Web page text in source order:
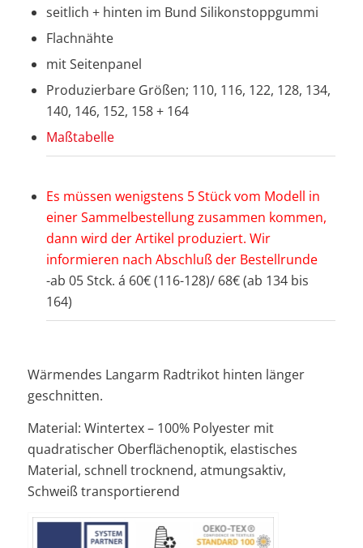
seitlich + hinten im Bund Silikonstoppgummi
Flachnähte
mit Seitenpanel
Produzierbare Größen; 110, 116, 122, 128, 134,
140, 146, 152, 158 + 164
Maßtabelle
Es müssen wenigstens 5 Stück vom Modell in
einer Sammelbestellung zusammen kommen,
dann wird der Artikel produziert. Wir
informieren nach Abschluß der Bestellrunde
-ab 05 Stck. á 60€ (116-128)/ 68€ (ab 134 bis
164)
Wärmendes Langarm Radtrikot hinten länger
geschnitten.
Material: Wintertex – 100% Polyester mit
quadratischer Oberflächenoptik, elastisches
Material, schnell trocknend, atmungsaktiv,
Schweiß transportierend